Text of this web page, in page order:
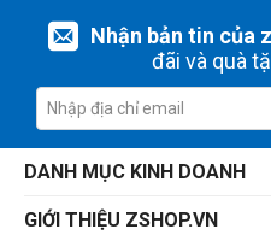
Nhận bản tin của
đãi và quà
DANH MỤC KINH DOANH
GIỚI THIỆU ZSHOP.VN